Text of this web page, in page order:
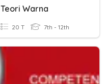
Teori Warna
20 T 7th - 12th